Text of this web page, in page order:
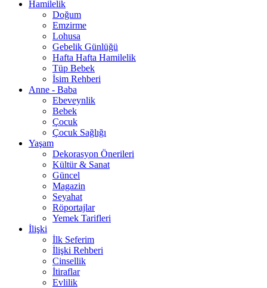
Hamilelik
Doğum
Emzirme
Lohusa
Gebelik Günlüğü
Hafta Hafta Hamilelik
Tüp Bebek
İsim Rehberi
Anne - Baba
Ebeveynlik
Bebek
Çocuk
Çocuk Sağlığı
Yaşam
Dekorasyon Önerileri
Kültür & Sanat
Güncel
Magazin
Seyahat
Röportajlar
Yemek Tarifleri
İlişki
İlk Seferim
İlişki Rehberi
Cinsellik
İtiraflar
Evlilik